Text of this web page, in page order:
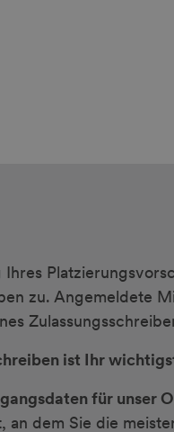
Ihres
zu. Angemeldete
ist Ihr
für unser
an dem Sie die